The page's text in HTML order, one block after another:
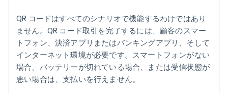
QR コードはすべてのシナリオで機能するわけではあり
ません。QR コード取引を完了するには、顧客のスマー
トフォン、決済アプリまたはバンキングアプリ、そして
インターネット環境が必要です。スマートフォンがない
場合、バッテリーが切れている場合、または受信状態が
悪い場合は、支払いを行えません。